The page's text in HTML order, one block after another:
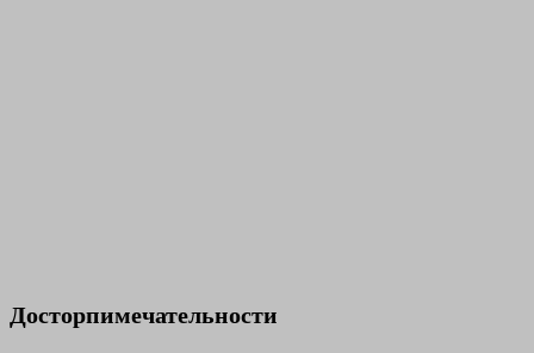
Досторпимечательности